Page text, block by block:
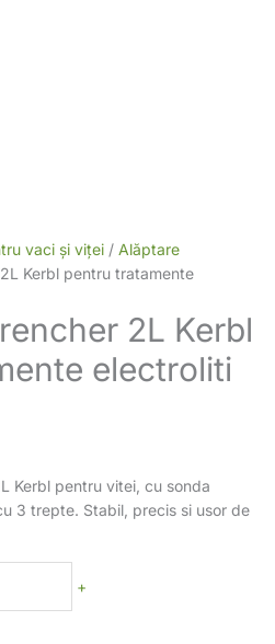
vaci și viței / Alăptare
Kerbl pentru tratamente
2L Kerbl
electroliti
Kerbl pentru vitei, cu sonda
3 trepte. Stabil, precis si usor de
+